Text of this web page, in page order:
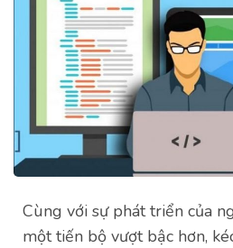
Cùng với sự phát triển của
một tiến bộ vượt bậc hơn,